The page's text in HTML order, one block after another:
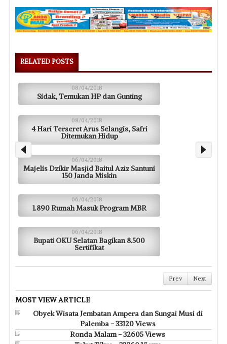
RELATED POSTS
08/04/2018
Sidak, Temukan HP dan Gunting
08/04/2018
4 Hari Terseret Arus Selangis, Safri
Ditemukan Hidup
06/04/2018
Majelis Dzikir Masjid Baitul Aziz Santuni
150 Janda Miskin
06/04/2018
1.890 Rumah Masuk Program MBR
06/04/2018
Bupati OKU Selatan Bagikan 8.500
Sertifikat
Prev Next
MOST VIEW ARTICLE
Obyek Wisata Jembatan Ampera dan Sungai Musi di
Palemba - 33120 Views
Ronda Malam - 32605 Views